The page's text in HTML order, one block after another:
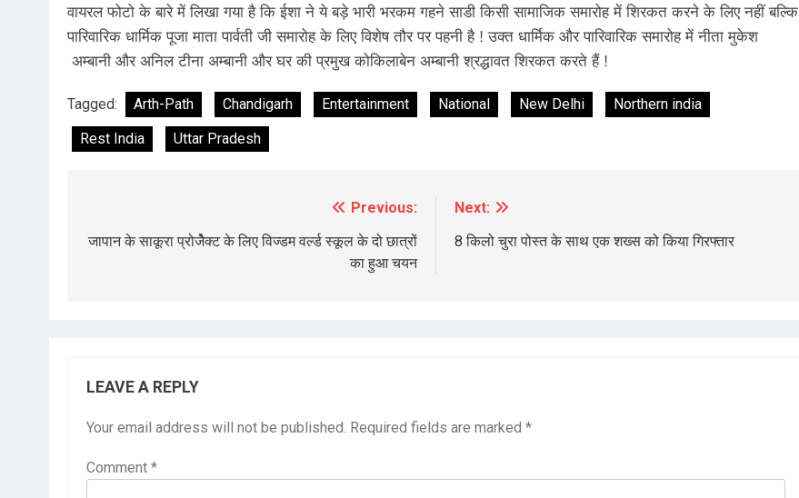
वायरल फोटो के बारे में लिखा गया है कि ईशा ने ये बड़े भारी भरकम गहने साडी किसी सामाजिक समारोह में शिरकत करने के लिए नहीं बल्कि
पारिवारिक धार्मिक पूजा माता पार्वती जी समारोह के लिए विशेष तौर पर पहनी है ! उक्त धार्मिक और पारिवारिक समारोह में नीता मुकेश
अम्बानी और अनिल टीना अम्बानी और घर की प्रमुख कोकिलाबेन अम्बानी श्रद्धावत शिरकत करते हैं !
Tagged: Arth-Path Chandigarh Entertainment National New Delhi
Northern india
Rest India
Uttar Pradesh
navigation
Previous:
जापान के साकूरा प्रोजैेक्ट के लिए विज्डम वर्ल्ड स्कूल के दो छात्रों
का हुआ चयन
Next:
8 किलो चुरा पोस्त के साथ एक शख्स को किया गिरफ्तार
LEAVE A REPLY
Your email address will not be published. Required fields are marked *
Comment *
CRIME चंडीगढ़
की सेंध पब्लिक ने दबोचा किया पुलिस हवाले